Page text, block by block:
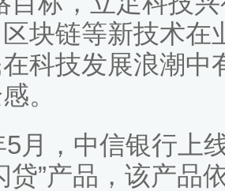
块链等新技术在
科技发展浪潮中
。
5月，中信银行上
贷”产品，该产品